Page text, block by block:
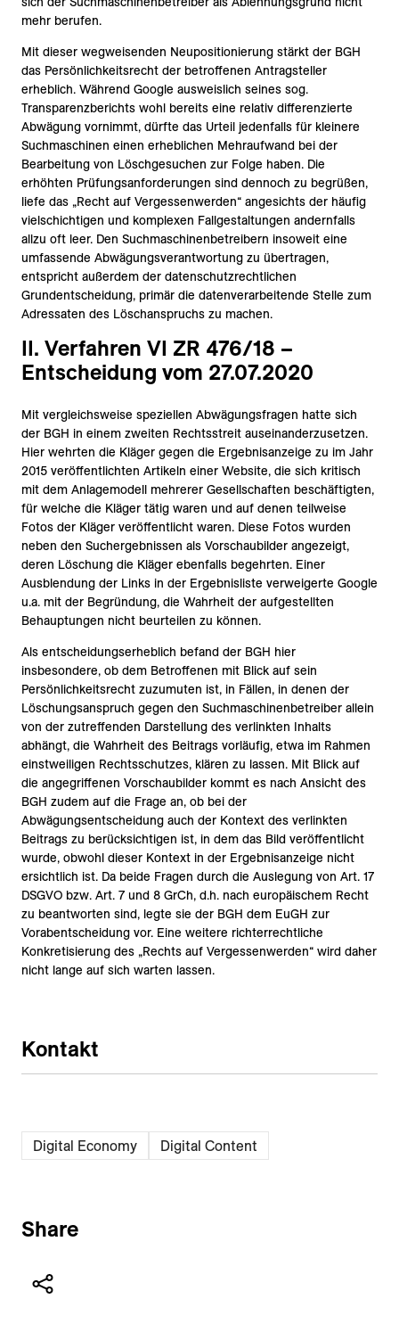
mehr berufen.
Mit dieser wegweisenden Neupositionierung stärkt der BGH
das Persönlichkeitsrecht der betroffenen Antragsteller
erheblich. Während Google ausweislich seines sog.
Transparenzberichts wohl bereits eine relativ differenzierte
Abwägung vornimmt, dürfte das Urteil jedenfalls für kleinere
Suchmaschinen einen erheblichen Mehraufwand bei der
Bearbeitung von Löschgesuchen zur Folge haben. Die
erhöhten Prüfungsanforderungen sind dennoch zu begrüßen,
liefe das „Recht auf Vergessenwerden“ angesichts der häufig
vielschichtigen und komplexen Fallgestaltungen andernfalls
allzu oft leer. Den Suchmaschinenbetreibern insoweit eine
umfassende Abwägungsverantwortung zu übertragen,
entspricht außerdem der datenschutzrechtlichen
Grundentscheidung, primär die datenverarbeitende Stelle zum
Adressaten des Löschanspruchs zu machen.
II. Verfahren VI ZR 476/18 –
Entscheidung vom 27.07.2020
Mit vergleichsweise speziellen Abwägungsfragen hatte sich
der BGH in einem zweiten Rechtsstreit auseinanderzusetzen.
Hier wehrten die Kläger gegen die Ergebnisanzeige zu im Jahr
2015 veröffentlichten Artikeln einer Website, die sich kritisch
mit dem Anlagemodell mehrerer Gesellschaften beschäftigten,
für welche die Kläger tätig waren und auf denen teilweise
Fotos der Kläger veröffentlicht waren. Diese Fotos wurden
neben den Suchergebnissen als Vorschaubilder angezeigt,
deren Löschung die Kläger ebenfalls begehrten. Einer
Ausblendung der Links in der Ergebnisliste verweigerte Google
u.a. mit der Begründung, die Wahrheit der aufgestellten
Behauptungen nicht beurteilen zu können.
Als entscheidungserheblich befand der BGH hier
insbesondere, ob dem Betroffenen mit Blick auf sein
Persönlichkeitsrecht zuzumuten ist, in Fällen, in denen der
Löschungsanspruch gegen den Suchmaschinenbetreiber allein
von der zutreffenden Darstellung des verlinkten Inhalts
abhängt, die Wahrheit des Beitrags vorläufig, etwa im Rahmen
einstweiligen Rechtsschutzes, klären zu lassen. Mit Blick auf
die angegriffenen Vorschaubilder kommt es nach Ansicht des
BGH zudem auf die Frage an, ob bei der
Abwägungsentscheidung auch der Kontext des verlinkten
Beitrags zu berücksichtigen ist, in dem das Bild veröffentlicht
wurde, obwohl dieser Kontext in der Ergebnisanzeige nicht
ersichtlich ist. Da beide Fragen durch die Auslegung von Art. 17
DSGVO bzw. Art. 7 und 8 GrCh, d.h. nach europäischem Recht
zu beantworten sind, legte sie der BGH dem EuGH zur
Vorabentscheidung vor. Eine weitere richterrechtliche
Konkretisierung des „Rechts auf Vergessenwerden“ wird daher
nicht lange auf sich warten lassen.
Kontakt
Digital Economy Digital Content
Share